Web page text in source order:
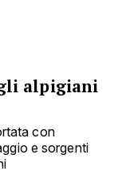
alpigiani
con
e sorgenti